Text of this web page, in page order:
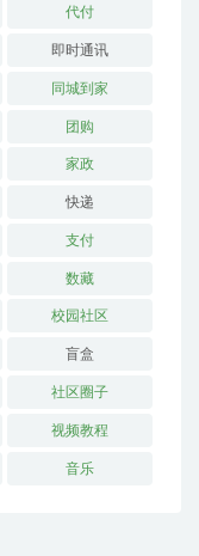
代付
即时通讯
同城到家
团购
家政
快递
支付
数藏
校园社区
盲盒
社区圈子
视频教程
音乐